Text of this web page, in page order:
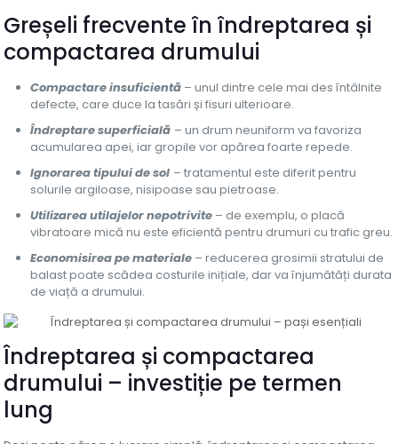
Greșeli frecvente în îndreptarea și
compactarea drumului
Compactare insuficientă – unul dintre cele mai des întâlnite
defecte, care duce la tasări și fisuri ulterioare.
Îndreptare superficială – un drum neuniform va favoriza
acumularea apei, iar gropile vor apărea foarte repede.
Ignorarea tipului de sol – tratamentul este diferit pentru
solurile argiloase, nisipoase sau pietroase.
Utilizarea utilajelor nepotrivite – de exemplu, o placă
vibratoare mică nu este eficientă pentru drumuri cu trafic greu.
Economisirea pe materiale – reducerea grosimii stratului de
balast poate scădea costurile inițiale, dar va înjumătăți durata
de viață a drumului.
Îndreptarea și compactarea
drumului – investiție pe termen
lung